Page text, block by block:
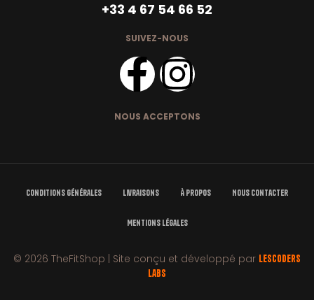
+33 4 67 54 66 52
SUIVEZ-NOUS
NOUS ACCEPTONS
Conditions Générales Livraisons À Propos Nous Contacter
Mentions Légales
© 2026 TheFitShop | Site conçu et développé par LesCoders
Labs